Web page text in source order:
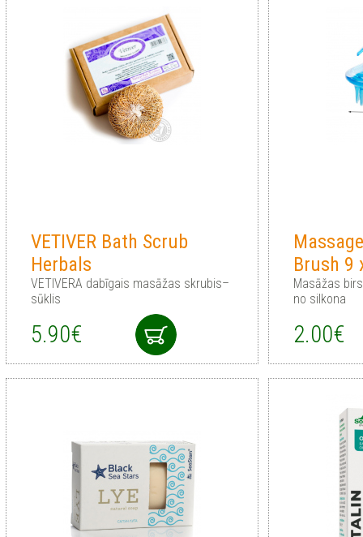
VETIVER Bath Scrub
Herbals
VETIVERA dabīgais masāžas skrubis–
sūklis
5.90€
Brush 9
Masāžas
no silkona
2.00€